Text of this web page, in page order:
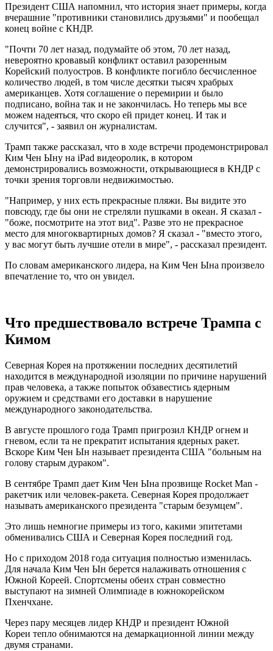
Президент США напомнил, что история знает примеры, когда
вчерашние "противники становились друзьями" и пообещал
конец войне с КНДР.
"Почти 70 лет назад, подумайте об этом, 70 лет назад,
невероятно кровавый конфликт оставил разоренным
Корейский полуостров. В конфликте погибло бесчисленное
количество людей, в том числе десятки тысяч храбрых
американцев. Хотя соглашение о перемирии и было
подписано, война так и не закончилась. Но теперь мы все
можем надеяться, что скоро ей придет конец. И так и
случится", - заявил он журналистам.
Трамп также рассказал, что в ходе встречи продемонстрировал
Ким Чен Ыну на iPad видеоролик, в котором
демонстрировались возможности, открывающиеся в КНДР с
точки зрения торговли недвижимостью.
"Например, у них есть прекрасные пляжи. Вы видите это
повсюду, где бы они не стреляли пушками в океан. Я сказал -
"боже, посмотрите на этот вид". Разве это не прекрасное
место для многоквартирных домов? Я сказал - "вместо этого,
у вас могут быть лучшие отели в мире", - рассказал президент.
По словам американского лидера, на Ким Чен Ына произвело
впечатление то, что он увидел.
Что предшествовало встрече Трампа с
Кимом
Северная Корея на протяжении последних десятилетий
находится в международной изоляции по причине нарушений
прав человека, а также попыток обзавестись ядерным
оружием и средствами его доставки в нарушение
международного законодательства.
В августе прошлого года Трамп пригрозил КНДР огнем и
гневом, если та не прекратит испытания ядерных ракет.
Вскоре Ким Чен Ын называет президента США "больным на
голову старым дураком".
В сентябре Трамп дает Ким Чен Ына прозвище Rocket Man -
ракетчик или человек-ракета. Северная Корея продолжает
называть американского президента "старым безумцем".
Это лишь немногие примеры из того, какими эпитетами
обменивались США и Северная Корея последний год.
Но с приходом 2018 года ситуация полностью изменилась.
Для начала Ким Чен Ын берется налаживать отношения с
Южной Кореей. Спортсмены обеих стран совместно
выступают на зимней Олимпиаде в южнокорейском
Пхенчхане.
Через пару месяцев лидер КНДР и президент Южной
Кореи тепло обнимаются на демаркационной линии между
двумя странами.